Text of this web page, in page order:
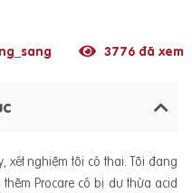
3776 đã xem
xét nghiệm tôi có thai. Tôi đang
Procare có bị dư thừa acid